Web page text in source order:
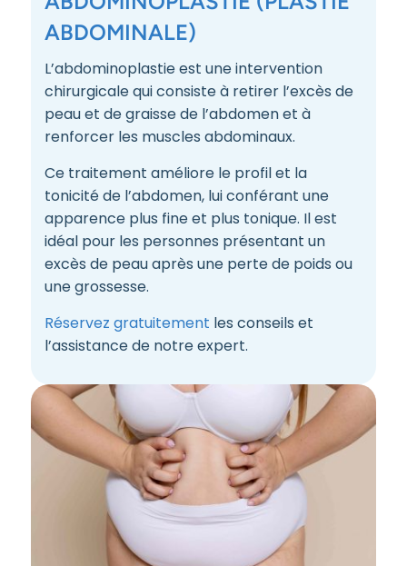
ABDOMINALE)
L’abdominoplastie est une intervention
chirurgicale qui consiste à retirer l’excès de
peau et de graisse de l’abdomen et à
renforcer les muscles abdominaux.
Ce traitement améliore le profil et la
tonicité de l’abdomen, lui conférant une
apparence plus fine et plus tonique. Il est
idéal pour les personnes présentant un
excès de peau après une perte de poids ou
une grossesse.
Réservez gratuitement les conseils et
l’assistance de notre expert.